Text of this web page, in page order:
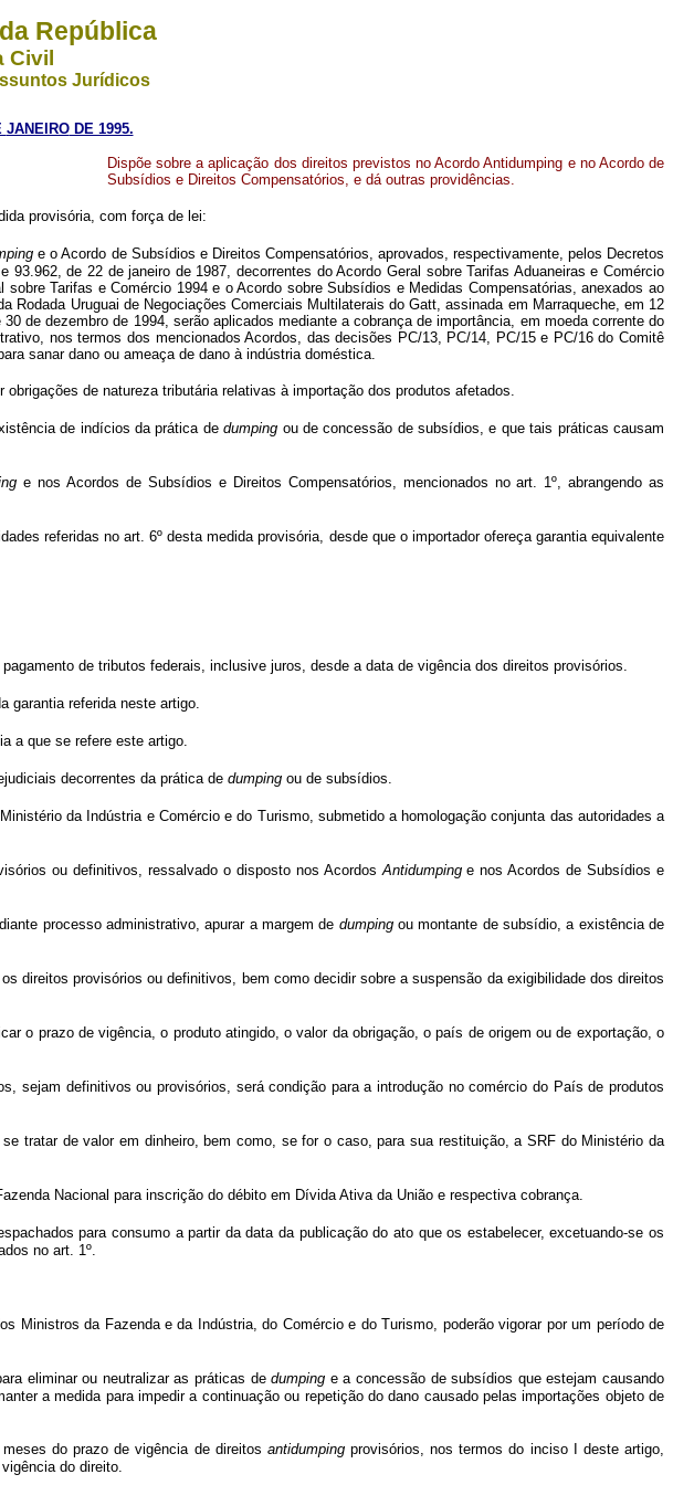
República
Civil
Jurídicos
JANEIRODE 1995.
Dispõe sobre a aplicação dos direitos previstos no Acordo Antidumping e no Acordo de
Subsídios e Direitos Compensatórios, e dá outras providências.
provisória, com força de lei:
e o Acordo de Subsídios e Direitos Compensatórios, aprovados, respectivamente, pelos Decretos
de 22 de janeiro de 1987, decorrentes do Acordo Geral sobre Tarifas Aduaneiras e Comércio
Tarifas e Comércio 1994 e o Acordo sobre Subsídios e Medidas Compensatórias, anexados ao
Uruguai de Negociações Comerciais Multilaterais do Gatt, assinada em Marraqueche, em 12
de dezembro de 1994, serão aplicados mediante a cobrança de importância, em moeda corrente do
nos termos dos mencionados Acordos, das decisões PC/13, PC/14, PC/15 e PC/16 do Comitê
sanar dano ou ameaça de dano à indústria doméstica.
de natureza tributária relativas à importação dos produtos afetados.
de indícios da prática dedumping ou de concessão de subsídios, e que tais práticas causam
e nos Acordos de Subsídios e Direitos Compensatórios, mencionados no art. 1º, abrangendo as
referidas no art. 6º desta medida provisória, desde que o importador ofereça garantia equivalente
de tributos federais, inclusive juros, desde a data de vigência dos direitos provisórios.
garantia referida neste artigo.
a que se refere este artigo.
decorrentes da prática de dumping ou de subsídios.
da Indústria e Comércio e do Turismo, submetido a homologação conjunta das autoridades a
ou definitivos, ressalvado o disposto nos AcordosAntidumpinge nos Acordos de Subsídios e
processo administrativo, apurar a margem de dumpingou montante de subsídio, a existência de
direitos provisórios ou definitivos, bem como decidir sobre a suspensão da exigibilidade dos direitos
o prazo de vigência, o produto atingido, o valor da obrigação, o país de origem ou de exportação, o
sejam definitivos ou provisórios, será condição para a introdução no comércio do País de produtos
tratar de valor em dinheiro, bem como, se for o caso, para sua restituição, a SRF do Ministério da
Nacional para inscrição do débito em Dívida Ativa da União e respectiva cobrança.
para consumo a partir da data da publicação do ato que os estabelecer, excetuando-se os
no art. 1º.
Ministros da Fazenda e da Indústria, do Comércio e do Turismo, poderão vigorar por um período de
eliminar ou neutralizar as práticas dedumping e a concessão de subsídios que estejam causando
a medida para impedir a continuação ou repetição do dano causado pelas importações objeto de
do prazo de vigência de direitos antidumpingprovisórios, nos termos do inciso I deste artigo,
do direito.